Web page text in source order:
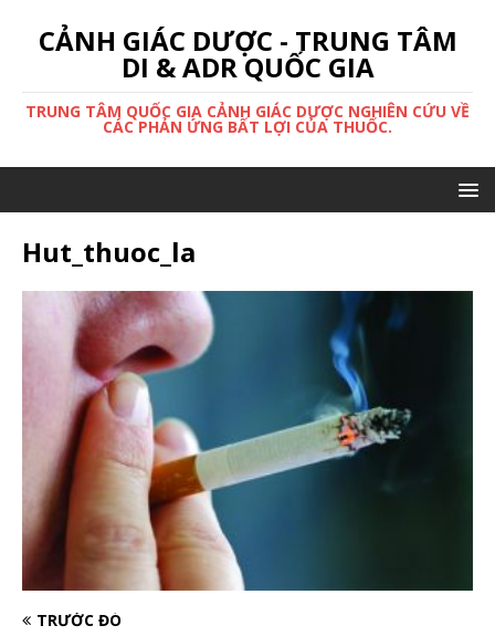
CẢNH GIÁC DƯỢC - TRUNG TÂM
DI & ADR QUỐC GIA
TRUNG TÂM QUỐC GIA CẢNH GIÁC DƯỢC NGHIÊN CỨU VỀ
CÁC PHẢN ỨNG BẤT LỢI CỦA THUỐC.
Hut_thuoc_la
TRƯỚC ĐÓ